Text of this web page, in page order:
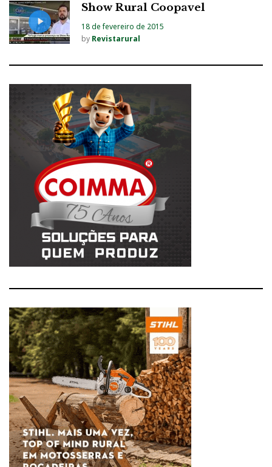
Show Rural Coopavel
18 de fevereiro de 2015
by Revistarural